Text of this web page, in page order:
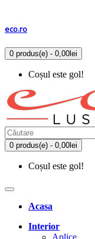
eco.ro
0 produs(e) - 0,00lei
Coșul este gol!
0 produs(e) - 0,00lei
Coșul este gol!
Acasa
Interior